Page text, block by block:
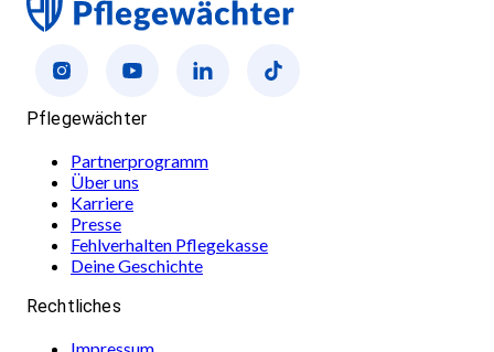
Pflegewächter
Partnerprogramm
Über uns
Karriere
Presse
Fehlverhalten Pflegekasse
Deine Geschichte
Rechtliches
Impressum